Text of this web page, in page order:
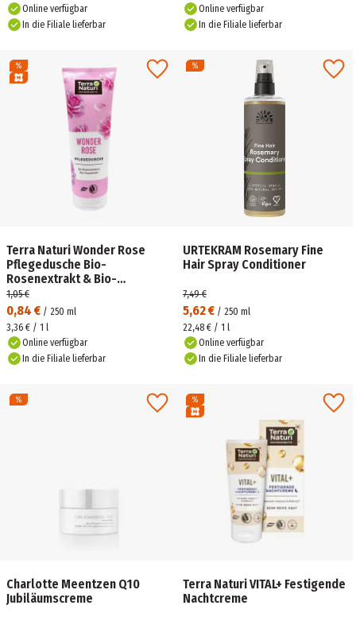
Online verfügbar
In die Filiale lieferbar
Online verfügbar
In die Filiale lieferbar
Terra Naturi Wonder Rose
Pflegedusche Bio-
Rosenextrakt & Bio-
Ysopextrakt
0,84 € / 250 ml
1,05 €
3,36 € / 1 l
Online verfügbar
In die Filiale lieferbar
URTEKRAM Rosemary Fine
Hair Spray Conditioner
5,62 € / 250 ml
7,49 €
22,48 € / 1 l
Online verfügbar
In die Filiale lieferbar
Charlotte Meentzen Q10
Jubiläumscreme
Terra Naturi VITAL+ Festigende
Nachtcreme